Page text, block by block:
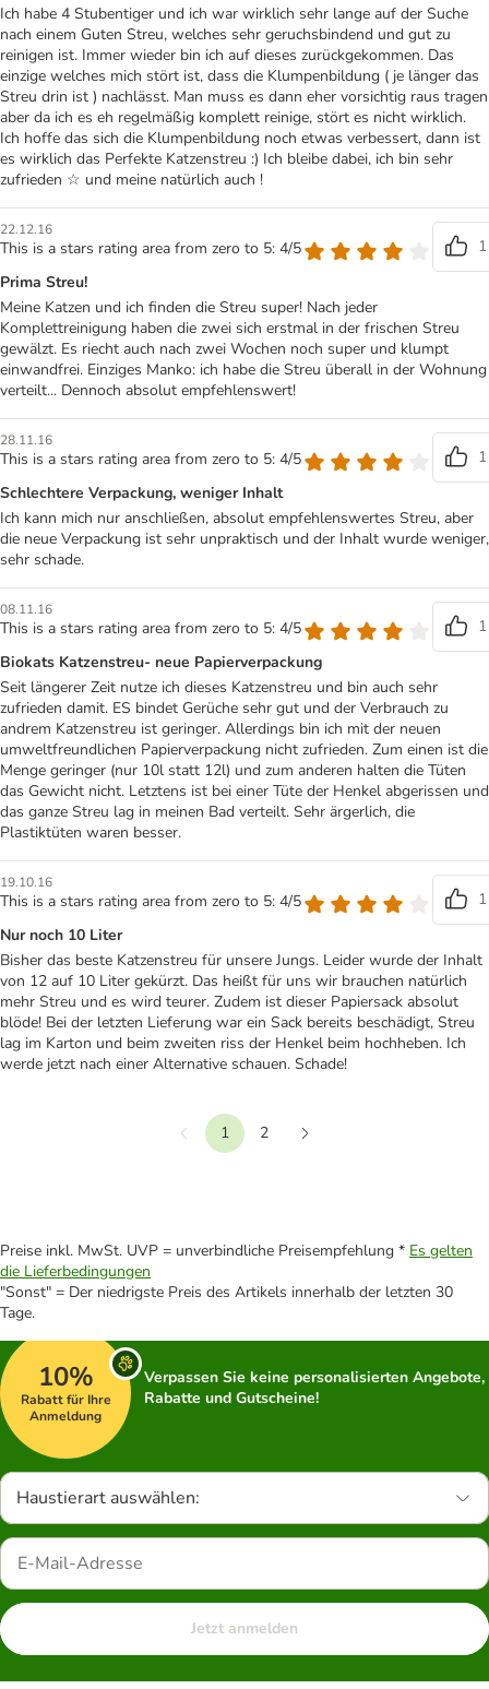
Ich habe 4 Stubentiger und ich war wirklich sehr lange auf der Suche
nach einem Guten Streu, welches sehr geruchsbindend und gut zu
reinigen ist. Immer wieder bin ich auf dieses zurückgekommen. Das
einzige welches mich stört ist, dass die Klumpenbildung ( je länger das
Streu drin ist ) nachlässt. Man muss es dann eher vorsichtig raus tragen
aber da ich es eh regelmäßig komplett reinige, stört es nicht wirklich.
Ich hoffe das sich die Klumpenbildung noch etwas verbessert, dann ist
es wirklich das Perfekte Katzenstreu :) Ich bleibe dabei, ich bin sehr
zufrieden ☆ und meine natürlich auch !
22.12.16
This is a stars rating area from zero to 5: 4/5
1
Prima Streu!
Meine Katzen und ich finden die Streu super! Nach jeder
Komplettreinigung haben die zwei sich erstmal in der frischen Streu
gewälzt. Es riecht auch nach zwei Wochen noch super und klumpt
einwandfrei. Einziges Manko: ich habe die Streu überall in der Wohnung
verteilt... Dennoch absolut empfehlenswert!
28.11.16
This is a stars rating area from zero to 5: 4/5
1
Schlechtere Verpackung, weniger Inhalt
Ich kann mich nur anschließen, absolut empfehlenswertes Streu, aber
die neue Verpackung ist sehr unpraktisch und der Inhalt wurde weniger,
sehr schade.
08.11.16
This is a stars rating area from zero to 5: 4/5
1
Biokats Katzenstreu- neue Papierverpackung
Seit längerer Zeit nutze ich dieses Katzenstreu und bin auch sehr
zufrieden damit. ES bindet Gerüche sehr gut und der Verbrauch zu
andrem Katzenstreu ist geringer. Allerdings bin ich mit der neuen
umweltfreundlichen Papierverpackung nicht zufrieden. Zum einen ist die
Menge geringer (nur 10l statt 12l) und zum anderen halten die Tüten
das Gewicht nicht. Letztens ist bei einer Tüte der Henkel abgerissen und
das ganze Streu lag in meinen Bad verteilt. Sehr ärgerlich, die
Plastiktüten waren besser.
19.10.16
This is a stars rating area from zero to 5: 4/5
1
Nur noch 10 Liter
Bisher das beste Katzenstreu für unsere Jungs. Leider wurde der Inhalt
von 12 auf 10 Liter gekürzt. Das heißt für uns wir brauchen natürlich
mehr Streu und es wird teurer. Zudem ist dieser Papiersack absolut
blöde! Bei der letzten Lieferung war ein Sack bereits beschädigt, Streu
lag im Karton und beim zweiten riss der Henkel beim hochheben. Ich
werde jetzt nach einer Alternative schauen. Schade!
Vorherige
1
2
Preise inkl. MwSt. UVP = unverbindliche Preisempfehlung * Es gelten
die Lieferbedingungen
"Sonst" = Der niedrigste Preis des Artikels innerhalb der letzten 30
Tage.
10%
Rabatt für Ihre
Anmeldung
Verpassen Sie keine personalisierten Angebote,
Rabatte und Gutscheine!
Haustierart auswählen:
Jetzt anmelden